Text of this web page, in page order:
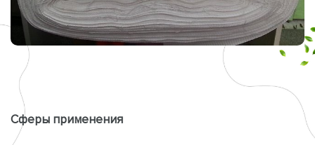
Сферы применения